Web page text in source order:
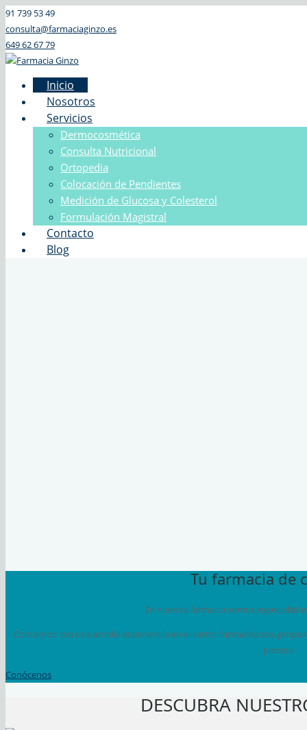
91 739 53 49
consulta@farmaciaginzo.es
649 62 67 79
Inicio
Nosotros
Servicios
Dermocosmética
Consulta Nutricional
Ortopedia
Colocación de Pendientes
Medición de Glucosa y Colesterol
Formulación Magistral
Contacto
Blog
Tu farmacia de
En nuestra farmacia somos
Contamos con una amplia experiencia en el sector farmacéutico,
precios.
Conócenos
DESCUBRA